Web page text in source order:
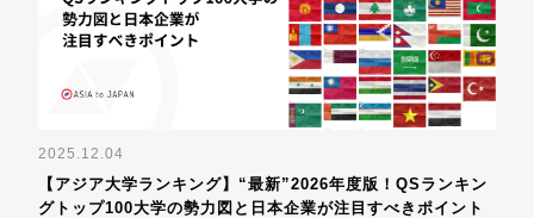
2025.12.04
【アジア大学ランキング】“最新”2026年度版！QSランキン
グトップ100大学の勢力図と日本企業が注目すべきポイント